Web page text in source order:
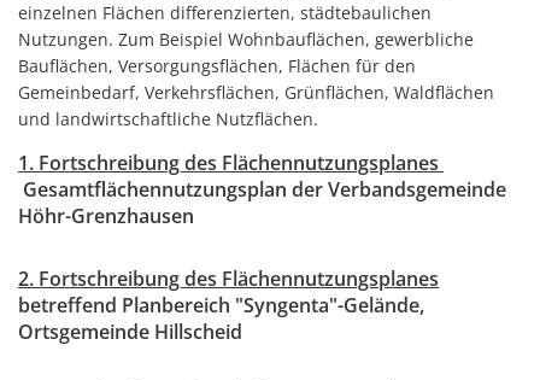
einzelnen Flächen differenzierten, städtebaulichen
Nutzungen. Zum Beispiel Wohnbauflächen, gewerbliche
Bauflächen, Versorgungsflächen, Flächen für den
Gemeinbedarf, Verkehrsflächen, Grünflächen, Waldflächen
und landwirtschaftliche Nutzflächen.
1. Fortschreibung des Flächennutzungsplanes
Gesamtflächennutzungsplan der Verbandsgemeinde
Höhr-Grenzhausen
2. Fortschreibung des Flächennutzungsplanes
betreffend Planbereich "Syngenta"-Gelände,
Ortsgemeinde Hillscheid